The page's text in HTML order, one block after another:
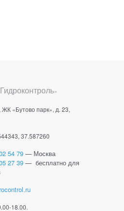
»
ЖК «Бутово парк», д. 23,
37.587260
54 79 — Москва
27 39 — бесплатно для
18.00.